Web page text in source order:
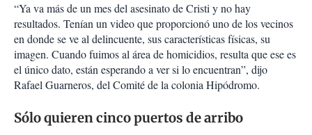
“Ya va más de un mes del asesinato de Cristi y no hay
resultados. Tenían un video que proporcionó uno de los vecinos
en donde se ve al delincuente, sus características físicas, su
imagen. Cuando fuimos al área de homicidios, resulta que ese es
el único dato, están esperando a ver si lo encuentran”, dijo
Rafael Guarneros, del Comité de la colonia Hipódromo.
Sólo quieren cinco puertos de arribo